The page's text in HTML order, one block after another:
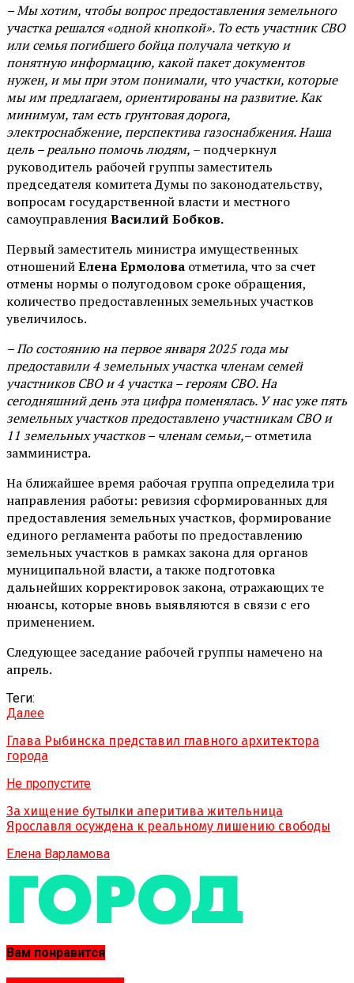
– Мы хотим, чтобы вопрос предоставления земельного
участка решался «одной кнопкой». То есть участник СВО
или семья погибшего бойца получала четкую и
понятную информацию, какой пакет документов
нужен, и мы при этом понимали, что участки, которые
мы им предлагаем, ориентированы на развитие. Как
минимум, там есть грунтовая дорога,
электроснабжение, перспектива газоснабжения. Наша
цель – реально помочь людям, – подчеркнул
руководитель рабочей группы заместитель
председателя комитета Думы по законодательству,
вопросам государственной власти и местного
самоуправления Василий Бобков.
Первый заместитель министра имущественных
отношенийЕлена Ермолова отметила, что за счет
отмены нормы о полугодовом сроке обращения,
количество предоставленных земельных участков
увеличилось.
– По состоянию на первое января 2025 года мы
предоставили 4 земельных участка членам семей
участников СВО и 4 участка – героям СВО. На
сегодняшний день эта цифра поменялась. У нас уже пять
земельных участков предоставлено участникам СВО и
11 земельных участков – членам семьи,– отметила
замминистра.
На ближайшее время рабочая группа определила три
направления работы: ревизия сформированных для
предоставления земельных участков, формирование
единого регламента работы по предоставлению
земельных участков в рамках закона для органов
муниципальной власти, а также подготовка
дальнейших корректировок закона, отражающих те
нюансы, которые вновь выявляются в связи с его
применением.
Следующее заседание рабочей группы намечено на
апрель.
Теги:
Далее
Глава Рыбинска представил главного архитектора
города
Не пропустите
За хищение бутылки аперитива жительница
Ярославля осуждена к реальному лишению свободы
Елена Варламова
Вам понравится